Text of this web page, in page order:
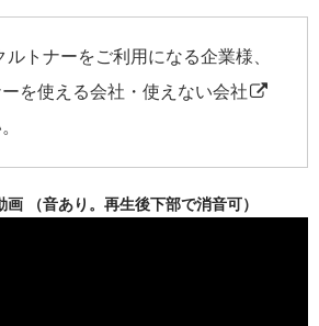
トナーをご利用になる企業様、
を使える会社・使えない会社
（音あり。再生後下部で消音可）